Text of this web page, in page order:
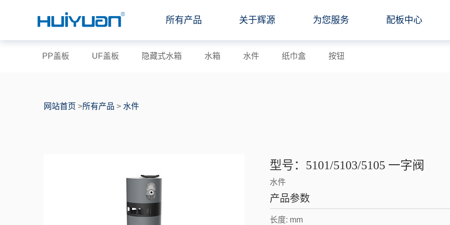
所有产品 关于辉源 为您服务 配板中心
PP盖板 UF盖板 隐藏式水箱 水箱 水件 纸巾盒 按钮
网站首页 >所有产品 > 水件
型号：5101/5103/5105 一字阀
水件
产品参数
长度: mm